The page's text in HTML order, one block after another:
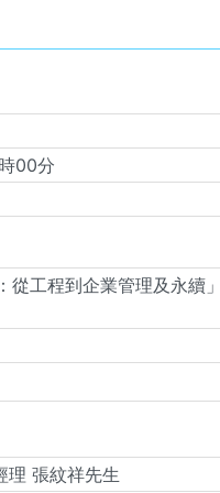
時00分
工程到企業管理及永續
理 張紋祥先生